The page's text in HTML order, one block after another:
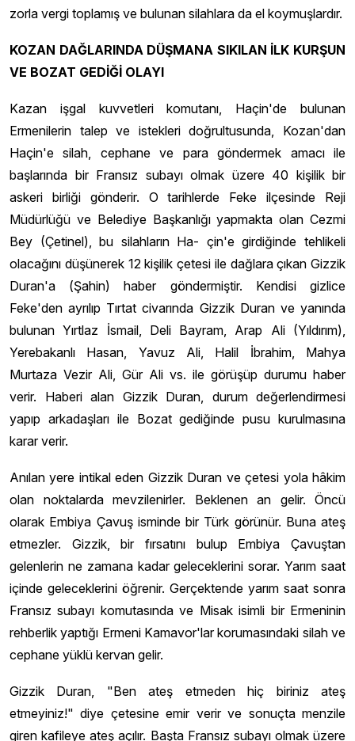
zorla vergi toplamış ve bulunan silahlara da el koymuşlardır.
KOZAN DAĞLARINDA DÜŞMANA SIKILAN İLK KURŞUN
VE BOZAT GEDİĞİ OLAYI
Kazan işgal kuvvetleri komutanı, Haçin'de bulunan
Ermenilerin talep ve istekleri doğrultusunda, Kozan'dan
Haçin'e silah, cephane ve para göndermek amacı ile
başlarında bir Fransız subayı olmak üzere 40 kişilik bir
askeri birliği gönderir. O tarihlerde Feke ilçesinde Reji
Müdürlüğü ve Belediye Başkanlığı yapmakta olan Cezmi
Bey (Çetinel), bu silahların Ha- çin'e girdiğinde tehlikeli
olacağını düşünerek 12 kişilik çetesi ile dağlara çıkan Gizzik
Duran'a (Şahin) haber göndermiştir. Kendisi gizlice
Feke'den ayrılıp Tırtat civarında Gizzik Duran ve yanında
bulunan Yırtlaz İsmail, Deli Bayram, Arap Ali (Yıldırım),
Yerebakanlı Hasan, Yavuz Ali, Halil İbrahim, Mahya
Murtaza Vezir Ali, Gür Ali vs. ile görüşüp durumu haber
verir. Haberi alan Gizzik Duran, durum değerlendirmesi
yapıp arkadaşları ile Bozat gediğinde pusu kurulmasına
karar verir.
Anılan yere intikal eden Gizzik Duran ve çetesi yola hâkim
olan noktalarda mevzilenirler. Beklenen an gelir. Öncü
olarak Embiya Çavuş isminde bir Türk görünür. Buna ateş
etmezler. Gizzik, bir fırsatını bulup Embiya Çavuştan
gelenlerin ne zamana kadar geleceklerini sorar. Yarım saat
içinde geleceklerini öğrenir. Gerçektende yarım saat sonra
Fransız subayı komutasında ve Misak isimli bir Ermeninin
rehberlik yaptığı Ermeni Kamavor'lar korumasındaki silah ve
cephane yüklü kervan gelir.
Gizzik Duran, "Ben ateş etmeden hiç biriniz ateş
etmeyiniz!" diye çetesine emir verir ve sonuçta menzile
giren kafileye ateş açılır. Başta Fransız subayı olmak üzere